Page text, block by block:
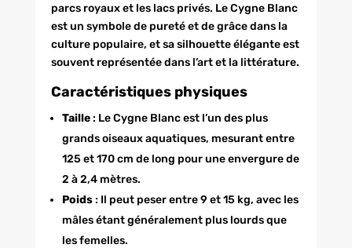
parcs royaux et les lacs privés. Le Cygne Blanc
est un symbole de pureté et de grâce dans la
culture populaire, et sa silhouette élégante est
souvent représentée dans l’art et la littérature.
Caractéristiques physiques
Taille: Le Cygne Blanc est l’un des plus
grands oiseaux aquatiques, mesurant entre
125 et 170 cm de long pour une envergure de
2 à 2,4 mètres.
Poids: Il peut peser entre 9 et 15 kg, avec les
mâles étant généralement plus lourds que
les femelles.